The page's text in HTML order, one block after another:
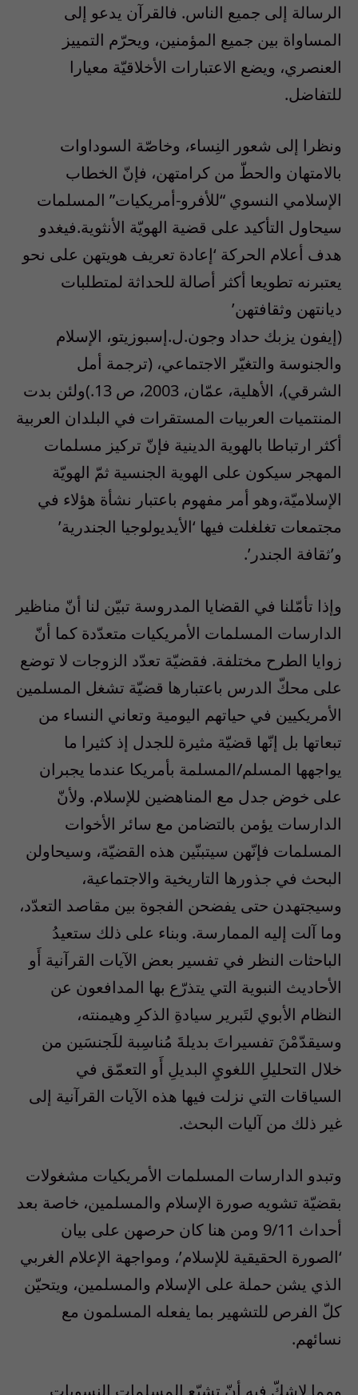
الرسالة إلى جميع الناس. فالقرآن يدعو إلى
المساواة بين جميع المؤمنين، ويحرّم التمييز
العنصري، ويضع الاعتبارات الأخلاقيّة معيارا
للتفاضل.
ونظرا إلى شعور النِساء، وخاصّة السوداوات
بالامتهان والحطّ من كرامتهن، فإنّ الخطاب
الإسلامي النسوي “للأفرو-أمريكيات” المسلمات
سيحاول التأكيد على قضية الهويّة الأنثوية.فيغدو
هدف أعلام الحركة ‘إعادة تعريف هويتهن على نحو
يعتبرنه تطويعا أكثر أصالة للحداثة لمتطلبات
ديانتهن وثقافتهن’
(إيفون يزبك حداد وجون.ل.إسبوزيتو، الإسلام
والجنوسة والتغيّر الاجتماعي، (ترجمة أمل
الشرقي)، الأهلية، عمّان، 2003، ص 13.)ولئن بدت
المنتميات العربيات المستقرات في البلدان العربية
أكثر ارتباطا بالهوية الدينية فإنّ تركيز مسلمات
المهجر سيكون على الهوية الجنسية ثمّ الهويّة
الإسلاميّة،وهو أمر مفهوم باعتبار نشأة هؤلاء في
مجتمعات تغلغلت فيها ‘الأيديولوجيا الجندرية’
و’ثقافة الجندر’.
وإذا تأمّلنا في القضايا المدروسة تبيّن لنا أنّ مناظير
الدارسات المسلمات الأمريكيات متعدّدة كما أنّ
زوايا الطرح مختلفة. فقضيّة تعدّد الزوجات لا توضع
على محكّ الدرس باعتبارها قضيّة تشغل المسلمين
الأمريكيين في حياتهم اليومية وتعاني النساء من
تبعاتها بل إنّها قضيّة مثيرة للجدل إذ كثيرا ما
يواجهها المسلم/المسلمة بأمريكا عندما يجبران
على خوض جدل مع المناهضين للإسلام. ولأنّ
الدارسات يؤمن بالتضامن مع سائر الأخوات
المسلمات فإنّهن سيتبنّين هذه القضيّة، وسيحاولن
البحث في جذورها التاريخية والاجتماعية،
وسيجتهدن حتى يفضحن الفجوة بين مقاصد التعدّد،
وما آلت إليه الممارسة. وبناء على ذلك ستعيدُ
الباحثات النظر في تفسير بعض الآيات القرآنية أَو
الأحاديث النبوية التي يتذرّع بها المدافعون عن
النظام الأبوي لتَبرير سيادةِ الذكرِ وهيمنته،
وسيقدّمْنَ تفسيراتَ بديلةَ مُناسِبة للَجنسَين من
خلال التحليلِ اللغويِ البديلِ أَو التعمّق في
السياقات التي نزلت فيها هذه الآيات القرآنية إلى
غير ذلك من آليات البحث.
وتبدو الدارسات المسلمات الأمريكيات مشغولات
بقضيّة تشويه صورة الإسلام والمسلمين، خاصة بعد
أحداث 9/11 ومن هنا كان حرصهن على بيان
‘الصورة الحقيقية للإسلام’، ومواجهة الإعلام الغربي
الذي يشن حملة على الإسلام والمسلمين، ويتحيّن
كلّ الفرص للتشهير بما يفعله المسلمون مع
نسائهم.
ومما لاشكّ فيه أنّ تشبّع المسلمات النسويات